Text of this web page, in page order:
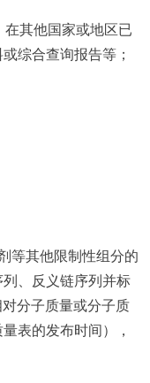
其他国家或地区已
综合查询报告等；
等其他限制性组分的
、反义链序列并标
分子质量或分子质
表的发布时间），